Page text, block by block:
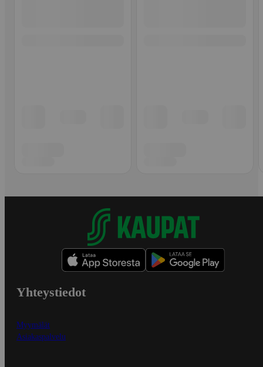
Yhteystiedot
Myymälät
Asiakaspalvelu